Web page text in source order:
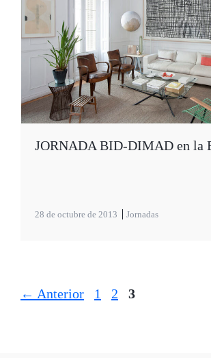
JORNADA BID-DIMAD en la
28 de octubre de 2013 Jornadas
← Anterior Página
1 Página
2 Página
3